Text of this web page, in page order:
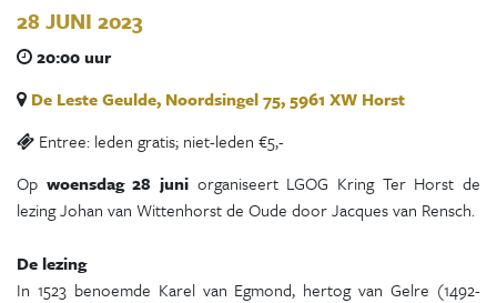
28 JUNI 2023
20:00 uur
De Leste Geulde, Noordsingel 75, 5961 XW Horst
Entree: leden gratis; niet-leden €5,-
Op woensdag 28 juni organiseert LGOG Kring Ter Horst de
lezing Johan van Wittenhorst de Oude door Jacques van Rensch.
De lezing
In 1523 benoemde Karel van Egmond, hertog van Gelre (1492-